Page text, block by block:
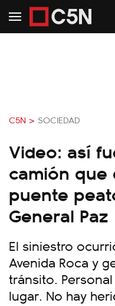
C5N > SOCIEDAD
Video: así
camión
puente
General Paz
El siniestro
Avenida Roca y
tránsito.
lugar. No hay